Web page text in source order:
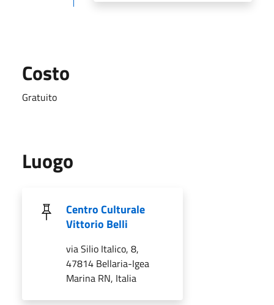
Costo
Gratuito
Luogo
Centro Culturale
Vittorio Belli
via Silio Italico, 8,
47814 Bellaria-Igea
Marina RN, Italia